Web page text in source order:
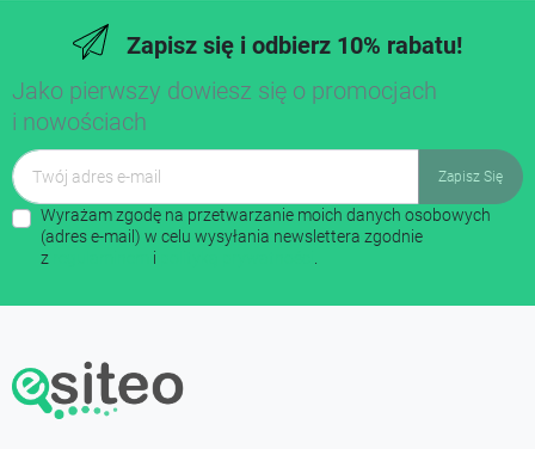
Zapisz się i odbierz 10% rabatu!
Jako pierwszy dowiesz się o promocjach
i nowościach
Wyrażam zgodę na przetwarzanie moich danych osobowych
(adres e-mail) w celu wysyłania newslettera zgodnie
z
i